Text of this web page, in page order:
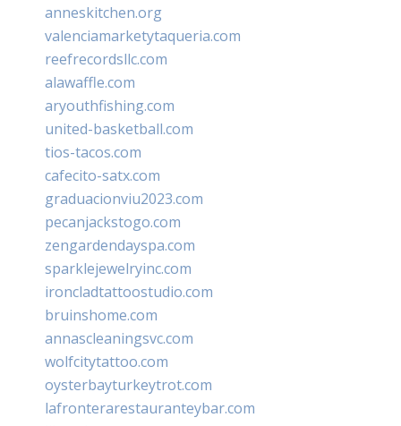
anneskitchen.org
valenciamarketytaqueria.com
reefrecordsllc.com
alawaffle.com
aryouthfishing.com
united-basketball.com
tios-tacos.com
cafecito-satx.com
graduacionviu2023.com
pecanjackstogo.com
zengardendayspa.com
sparklejewelryinc.com
ironcladtattoostudio.com
bruinshome.com
annascleaningsvc.com
wolfcitytattoo.com
oysterbayturkeytrot.com
lafronterarestauranteybar.com